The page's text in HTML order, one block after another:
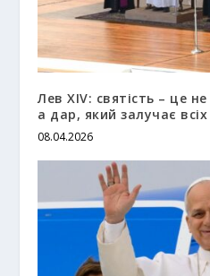
Лев XIV: святість – це
а дар, який залучає
08.04.2026